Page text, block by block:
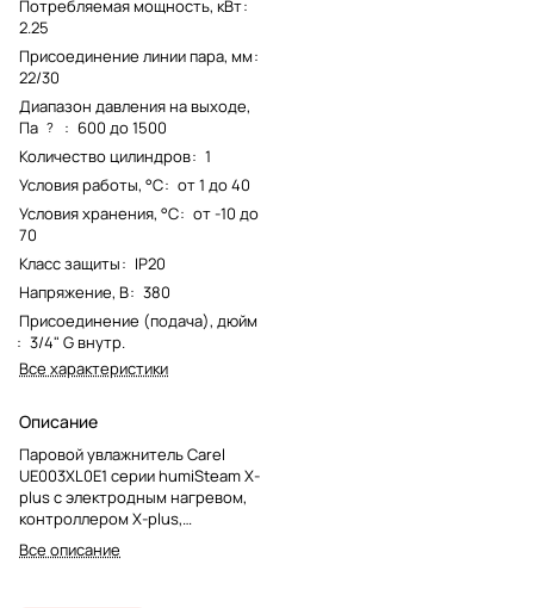
Потребляемая мощность, кВт:
2.25
Присоединение линии пара, мм:
22/30
Диапазон давления на выходе,
Па ? : 600 до 1500
Количество цилиндров: 1
Условия работы, °С: от 1 до 40
Условия хранения, °С: от -10 до
70
Класс защиты: IP20
Напряжение, В: 380
Присоединение (подача), дюйм
: 3/4" G внутр.
Все характеристики
Описание
Паровой увлажнитель Carel
UE003XL0E1 серии humiSteam X-
plus с электродным нагревом,
контроллером X-plus,
неразборным цилиндром BL0T и
малошумным контактором.
Все описание